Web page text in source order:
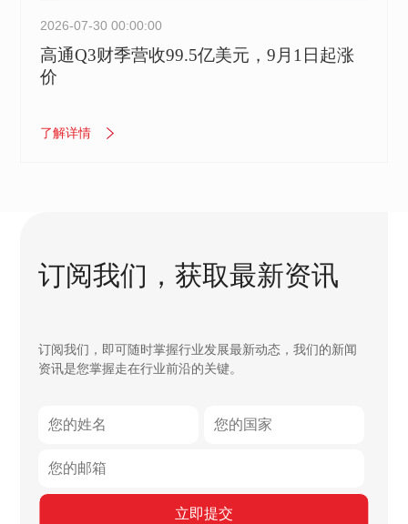
2026-07-30 00:00:00
高通Q3财季营收99.5亿美元，9月1日起涨
价
了解详情
订阅我们，获取最新资讯
订阅我们，即可随时掌握行业发展最新动态，我们的新闻
资讯是您掌握走在行业前沿的关键。